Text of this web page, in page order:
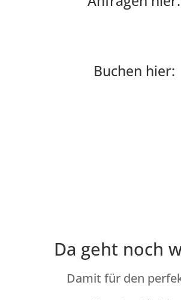
Buchen hier:
Da geht noch
Damit für den